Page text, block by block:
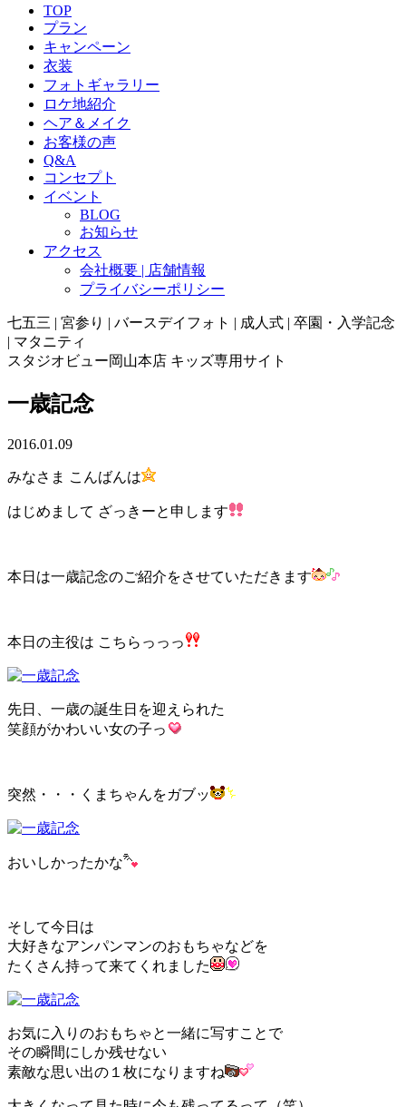
TOP
プラン
キャンペーン
衣装
フォトギャラリー
ロケ地紹介
ヘア＆メイク
お客様の声
Q&A
コンセプト
イベント
BLOG
お知らせ
アクセス
会社概要 | 店舗情報
プライバシーポリシー
七五三 | 宮参り | バースデイフォト | 成人式 | 卒園・入学記念
| マタニティ
スタジオビュー岡山本店 キッズ専用サイト
一歳記念
2016.01.09
みなさま こんばんは
はじめまして ざっきーと申します
本日は一歳記念のご紹介をさせていただきます
本日の主役は こちらっっっ
先日、一歳の誕生日を迎えられた
笑顔がかわいい女の子っ
突然・・・くまちゃんをガブッ
おいしかったかな
そして今日は
大好きなアンパンマンのおもちゃなどを
たくさん持って来てくれました
お気に入りのおもちゃと一緒に写すことで
その瞬間にしか残せない
素敵な思い出の１枚になりますね